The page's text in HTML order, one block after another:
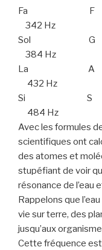
Fa F
342 Hz
Sol G
384 Hz
La A
432 Hz
Si S
484 Hz
Avec les formules
scientifiques ont
des atomes et
stupéfiant de voir
résonance de l’eau
Rappelons que
vie sur terre, des
jusqu’aux
Cette fréquence